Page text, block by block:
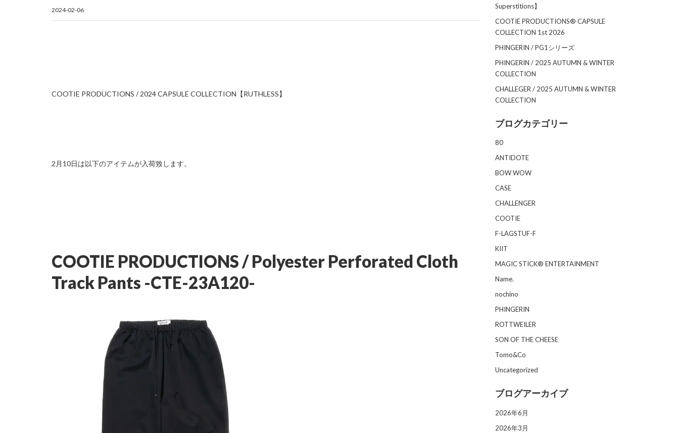
2024-02-06
COOTIE PRODUCTIONS / 2024 CAPSULE COLLECTION【RUTHLESS】
2月10日は以下のアイテムが入荷致します。
COOTIE PRODUCTIONS / Polyester Perforated Cloth
Track Pants -CTE-23A120-
Superstitions】
COOTIE PRODUCTIONS®︎ CAPSULE
COLLECTION 1st 2026
PHINGERIN / PG1シリーズ
PHINGERIN / 2025 AUTUMN & WINTER
COLLECTION
CHALLEGER / 2025 AUTUMN & WINTER
COLLECTION
ブログカテゴリー
80
ANTIDOTE
BOW WOW
CASE
CHALLENGER
COOTIE
F-LAGSTUF-F
KIIT
MAGIC STICK® ENTERTAINMENT
Name.
nochino
PHINGERIN
ROTTWEILER
SON OF THE CHEESE
Tomo&Co
Uncategorized
ブログアーカイブ
2026年6月
2026年3月